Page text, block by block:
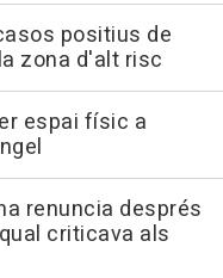
positius de
zona d'alt risc
espai físic a
renuncia després
criticava als